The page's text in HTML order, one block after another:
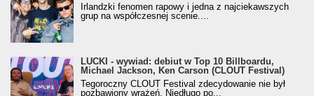
Irlandzki fenomen rapowy i jedna z najciekawszych
grup na współczesnej scenie....
LUCKI - wywiad: debiut w Top 10 Billboardu,
Michael Jackson, Ken Carson (CLOUT Festival)
Tegoroczny CLOUT Festival zdecydowanie nie był
pozbawiony wrażeń. Niedługo po...